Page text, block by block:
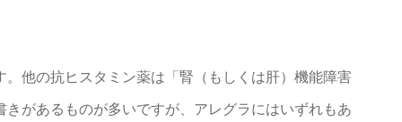
他の抗ヒスタミン薬は「腎（もしくは肝）機能障害
があるものが多いですが、アレグラにはいずれもあ